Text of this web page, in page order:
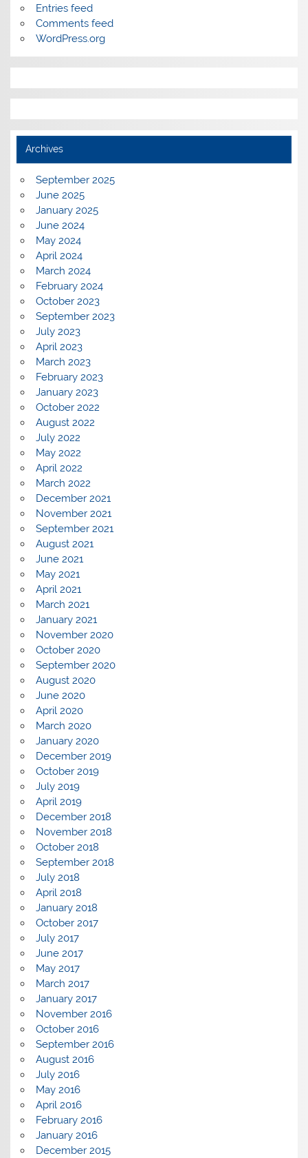
Entries feed
Comments feed
WordPress.org
Archives
September 2025
June 2025
January 2025
June 2024
May 2024
April 2024
March 2024
February 2024
October 2023
September 2023
July 2023
April 2023
March 2023
February 2023
January 2023
October 2022
August 2022
July 2022
May 2022
April 2022
March 2022
December 2021
November 2021
September 2021
August 2021
June 2021
May 2021
April 2021
March 2021
January 2021
November 2020
October 2020
September 2020
August 2020
June 2020
April 2020
March 2020
January 2020
December 2019
October 2019
July 2019
April 2019
December 2018
November 2018
October 2018
September 2018
July 2018
April 2018
January 2018
October 2017
July 2017
June 2017
May 2017
March 2017
January 2017
November 2016
October 2016
September 2016
August 2016
July 2016
May 2016
April 2016
February 2016
January 2016
December 2015